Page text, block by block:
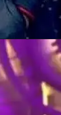
https://gazetapost.com/salman-khan-charge-rs-1000-crore-for-hosting-bigg-boss-16/57822/